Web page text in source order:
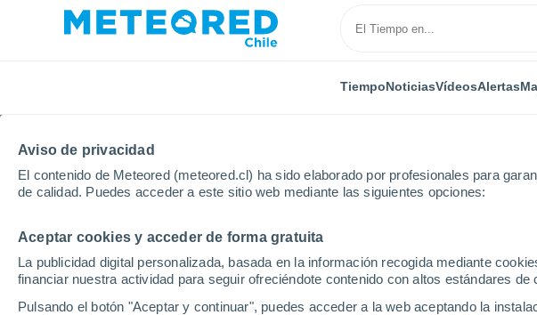
Aviso de privacidad
El contenido de Meteored (meteored.cl) ha sido elaborado por profesionales para
de calidad. Puedes acceder a este sitio web mediante las siguientes opciones:
Aceptar cookies y acceder de forma gratuita
La publicidad digital personalizada, basada en la información recogida mediante
financiar nuestra actividad para seguir ofreciéndote contenido con altos estándares de
Pulsando el botón "Aceptar y continuar", puedes acceder a la web aceptando la
TiempoNoticiasVídeosAlertas
Inicio Francia Auvernia-Ródano-Alpes
El Tiempo en Viplaix